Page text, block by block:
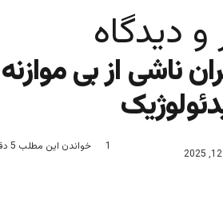
دیدگاه
ناشی از بی
1 خواندن این مطلب 5 دقیقه زمان میبرد